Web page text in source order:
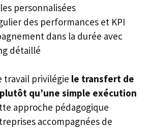
personnalisées
des performances et KPI
dans la durée avec
détaillé
travail privilégie le transfert de
qu’une simple exécution
approche pédagogique
accompagnées de